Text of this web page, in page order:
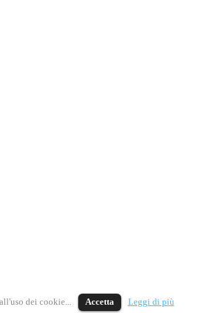
dei cookie... Accetta Leggi di più